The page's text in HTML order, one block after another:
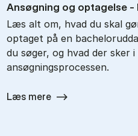
An­søg­ning og op­ta­gel­se -
Læs alt om, hvad du skal
optaget på en
du søger, og hvad der sker
ansøgningsprocessen.
Læs mere